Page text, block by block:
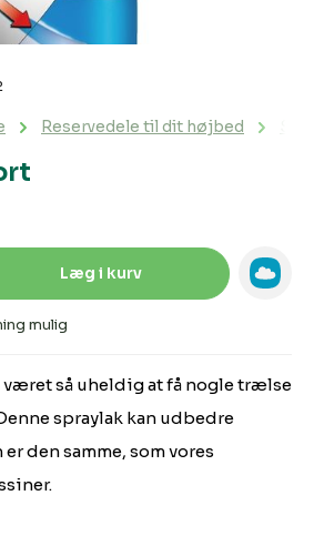
Reservedele til dit højbed
så uheldig at få nogle trælse
spraylak kan udbedre
den samme, som vores
mulig
Indtast den
Læg i kurv